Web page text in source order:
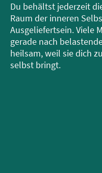
Du behältst jederzeit
Raum der inneren
Ausgeliefertsein. Viele
gerade nach
heilsam, weil sie dich
selbst bringt.